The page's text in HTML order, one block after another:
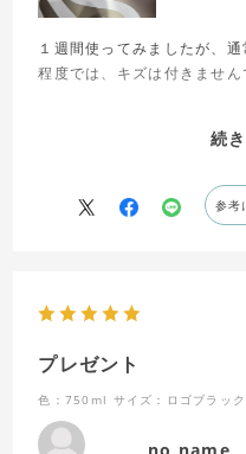
１週間使ってみましたが、
程度では、キズは付きません
しなければ、キズは付かな
パッキンや部品の付け外し
れ、とても気に入っていま
続
参考
プレゼント
色：750ml サイズ：ロゴブラック